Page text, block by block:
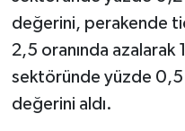
değerini, perakende
2,5 oranında
sektöründe yüzde 0,5
değerini aldı.